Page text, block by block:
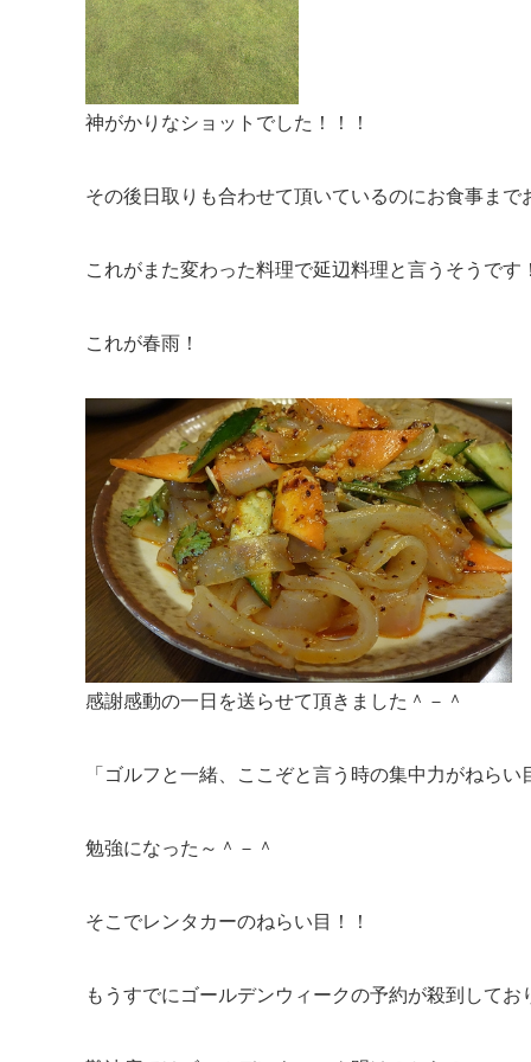
神がかりなショットでした！！！
その後日取りも合わせて頂いているのにお食事まで
これがまた変わった料理で延辺料理と言うそうです！
これが春雨！
感謝感動の一日を送らせて頂きました＾－＾
「ゴルフと一緒、ここぞと言う時の集中力がねらい
勉強になった～＾－＾
そこでレンタカーのねらい目！！
もうすでにゴールデンウィークの予約が殺到してお